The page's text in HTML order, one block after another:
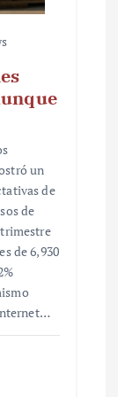
un
de
de
de 6,930